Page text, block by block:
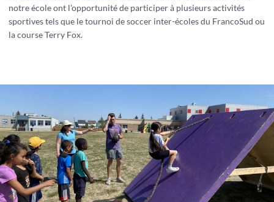
notre école ont l’opportunité de participer à plusieurs activités
sportives tels que le tournoi de soccer inter-écoles du FrancoSud ou
la course Terry Fox.